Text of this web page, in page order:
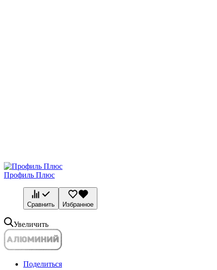
Профиль Плюс
Сравнить Избранное
Увеличить
Поделиться